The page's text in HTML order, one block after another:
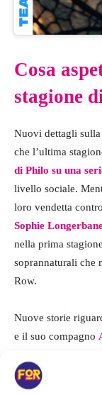
Cosa
stagione
Nuovi dettagli
che l’ultima
di Philo su una
livello sociale.
loro vendetta contro
Sophie
nella prima
soprannaturali che
Row.
Nuove storie
e il suo compagno
Burgue, i loro piani
incontrano una